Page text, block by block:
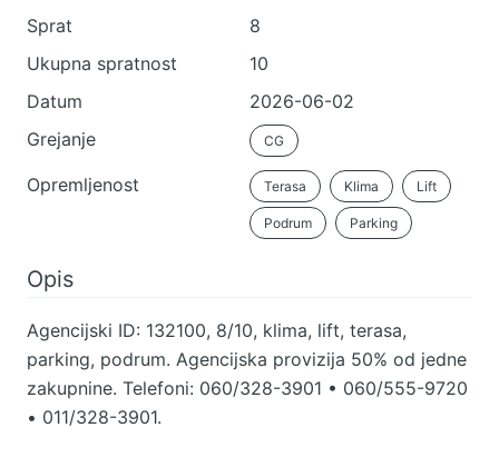
Sprat
8
Ukupna spratnost
10
Datum
2026-06-02
Grejanje
CG
Opremljenost Terasa Klima Lift
Podrum Parking
Opis
Agencijski ID: 132100, 8/10, klima, lift, terasa,
parking, podrum. Agencijska provizija 50% od jedne
zakupnine. Telefoni: 060/328-3901 • 060/555-9720
• 011/328-3901.